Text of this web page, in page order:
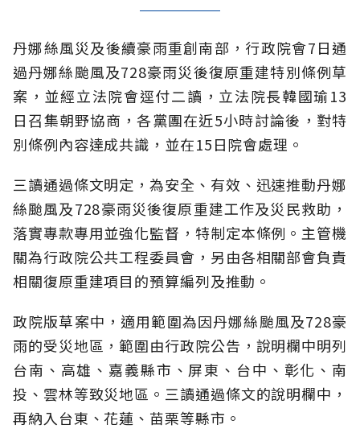
丹娜絲風災及後續豪雨重創南部，行政院會7日通
過丹娜絲颱風及728豪雨災後復原重建特別條例草
案，並經立法院會逕付二讀，立法院長韓國瑜13
日召集朝野協商，各黨團在近5小時討論後，對特
別條例內容達成共識，並在15日院會處理。
三讀通過條文明定，為安全、有效、迅速推動丹娜
絲颱風及728豪雨災後復原重建工作及災民救助，
落實專款專用並強化監督，特制定本條例。主管機
關為行政院公共工程委員會，另由各相關部會負責
相關復原重建項目的預算編列及推動。
政院版草案中，適用範圍為因丹娜絲颱風及728豪
雨的受災地區，範圍由行政院公告，說明欄中明列
台南、高雄、嘉義縣市、屏東、台中、彰化、南
投、雲林等致災地區。三讀通過條文的說明欄中，
再納入台東、花蓮、苗栗等縣市。